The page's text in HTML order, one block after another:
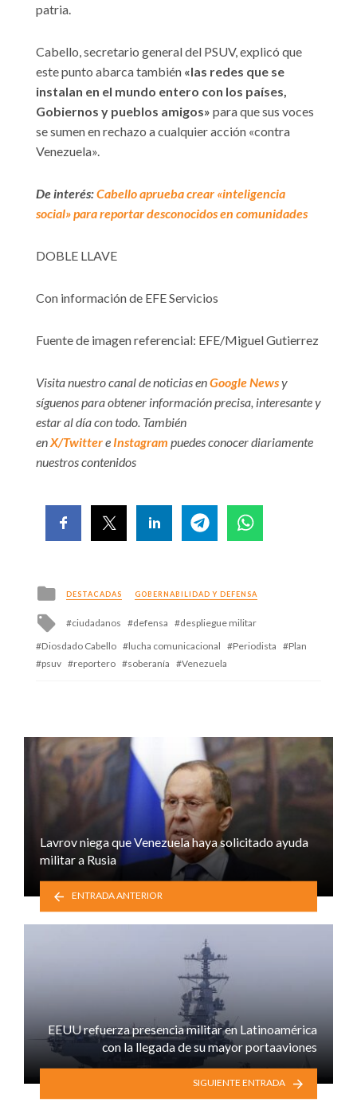
patria.
Cabello, secretario general del PSUV, explicó que
este punto abarca también «las redes que se
instalan en el mundo entero con los países,
Gobiernos y pueblos amigos» para que sus voces
se sumen en rechazo a cualquier acción «contra
Venezuela».
De interés:Cabello aprueba crear «inteligencia
social» para reportar desconocidos en comunidades
DOBLE LLAVE
Con información de EFE Servicios
Fuente de imagen referencial: EFE/Miguel Gutierrez
Visita nuestro canal de noticias enGoogle Newsy
síguenos para obtener información precisa, interesante y
estar al día con todo. También
en X/Twittere Instagram puedes conocer diariamente
nuestros contenidos
Posted
in
DESTACADAS GOBERNABILIDAD Y DEFENSA
Tagged
with
ciudadanos defensa
despliegue militar
Diosdado Cabello
lucha comunicacional Periodista
Plan
psuv
reportero soberanía Venezuela
Lavrov niega que Venezuela haya solicitado ayuda
militar a Rusia
ENTRADA ANTERIOR
EEUU refuerza presencia militar en Latinoamérica
con la llegada de su mayor portaaviones
SIGUIENTE ENTRADA